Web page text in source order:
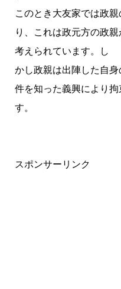
このとき大友家では政
り、これは政元方の政
考えられています。し
かし政親は出陣した自
件を知った義興により
す。
スポンサーリンク